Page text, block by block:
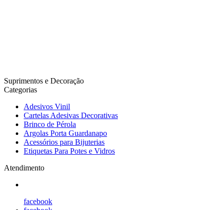
Suprimentos e Decoração
Categorias
Adesivos Vinil
Cartelas Adesivas Decorativas
Brinco de Pérola
Argolas Porta Guardanapo
Acessórios para Bijuterias
Etiquetas Para Potes e Vidros
Atendimento
facebook